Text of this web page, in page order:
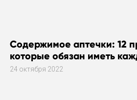
Содержимое аптечки: 12
которые обязан иметь
24 октября 2022